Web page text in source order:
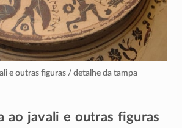
e outras figuras / detalhe da tampa
ao javali e outras figuras